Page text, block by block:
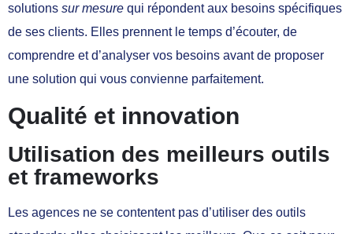
solutions sur mesure qui répondent aux besoins spécifiques
de ses clients. Elles prennent le temps d’écouter, de
comprendre et d’analyser vos besoins avant de proposer
une solution qui vous convienne parfaitement.
Qualité et innovation
Utilisation des meilleurs outils
et frameworks
Les agences ne se contentent pas d’utiliser des outils